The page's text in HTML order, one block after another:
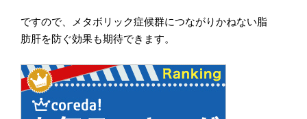
ですので、メタボリック症候群につながりかねない脂
肪肝を防ぐ効果も期待できます。